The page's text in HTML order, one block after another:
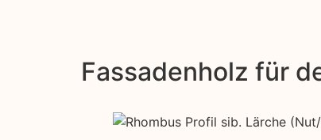
Fassadenholz für